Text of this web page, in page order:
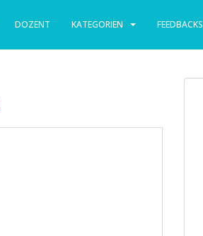
DOZENT KATEGORIEN FEEDBACKS